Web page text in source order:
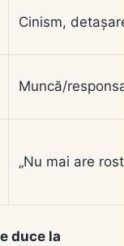
Cinism,
Muncă/
„Nu mai are
duce la